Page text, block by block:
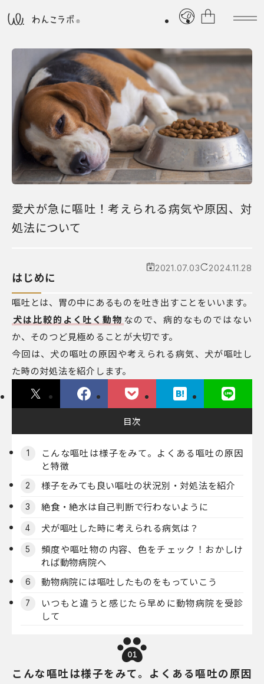
愛犬が急に嘔吐！考えられる病気や原因、対
処法について
2021.07.03 2024.11.28
はじめに
嘔吐とは、胃の中にあるものを吐き出すことをいいます。
犬は比較的よく吐く動物 なので、病的なものではない
か、そのつど見極めることが大切です。
今回は、犬の嘔吐の原因や考えられる病気、犬が嘔吐し
た時の対処法を紹介します。
目次
1
こんな嘔吐は様子をみて。よくある嘔吐の原因
と特徴
2 様子をみても良い嘔吐の状況別・対処法を紹介
3 絶食・絶水は自己判断で行わないように
4 犬が嘔吐した時に考えられる病気は？
5
頻度や嘔吐物の内容、色をチェック！おかしけ
れば動物病院へ
6 動物病院には嘔吐したものをもっていこう
7
いつもと違うと感じたら早めに動物病院を受診
して
01
こんな嘔吐は様子をみて。よくある嘔吐の原因